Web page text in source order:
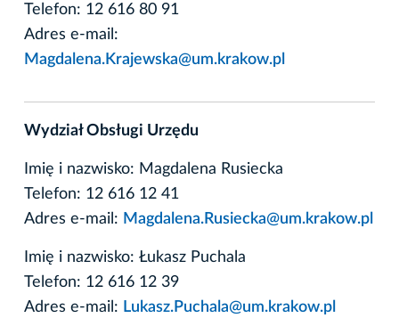
Telefon: 12 616 80 91
Adres e-mail:
Magdalena.Krajewska@um.krakow.pl
Wydział Obsługi Urzędu
Imię i nazwisko: Magdalena Rusiecka
Telefon: 12 616 12 41
Adres e-mail: Magdalena.Rusiecka@um.krakow.pl
Imię i nazwisko: Łukasz Puchala
Telefon: 12 616 12 39
Adres e-mail: Lukasz.Puchala@um.krakow.pl